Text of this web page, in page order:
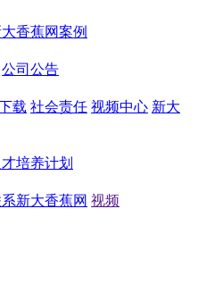
香蕉网案例
公司公告
载 社会责任 视频中心 新大
才培养计划
新大香蕉网 视频